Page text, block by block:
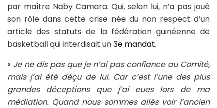
par maître Naby Camara. Qui, selon lui, n’a pas joué
son rôle dans cette crise née du non respect d’un
article des statuts de la fédération guinéenne de
basketball qui interdisait un3e mandat.
« Je ne dis pas que je n’ai pas confiance au Comité,
mais j’ai été déçu de lui. Car c’est l’une des plus
grandes déceptions que j’ai eues lors de ma
médiation. Quand nous sommes allés voir l’ancien